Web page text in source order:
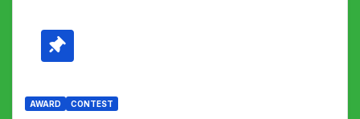
AWARD CONTEST